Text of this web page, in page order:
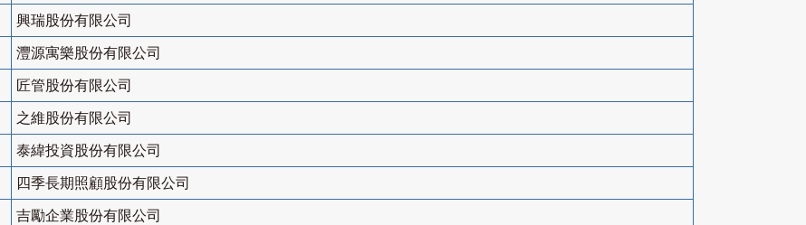
興瑞股份有限公司
灃源寓樂股份有限公司
匠管股份有限公司
之維股份有限公司
泰緯投資股份有限公司
四季長期照顧股份有限公司
吉勵企業股份有限公司